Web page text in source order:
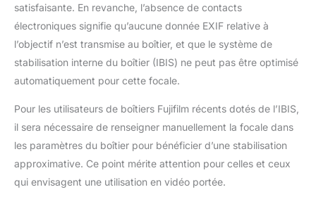
【Capturez des scènes
grandioses même dans
des espaces
restreints】Son large
champ de vision de
220° vous permet de
complètes, même dans
des environnements
exigus comme les
intérieurs, les
ou les rues étroites.
satisfaisante. En revanche, l’absence de contacts
électroniques signifie qu’aucune donnée EXIF relative à
l’objectif n’est transmise au boîtier, et que le système de
stabilisation interne du boîtier (IBIS) ne peut pas être optimisé
automatiquement pour cette focale.
Pour les utilisateurs de boîtiers Fujifilm récents dotés de l’IBIS,
il sera nécessaire de renseigner manuellement la focale dans
les paramètres du boîtier pour bénéficier d’une stabilisation
approximative. Ce point mérite attention pour celles et ceux
qui envisagent une utilisation en vidéo portée.